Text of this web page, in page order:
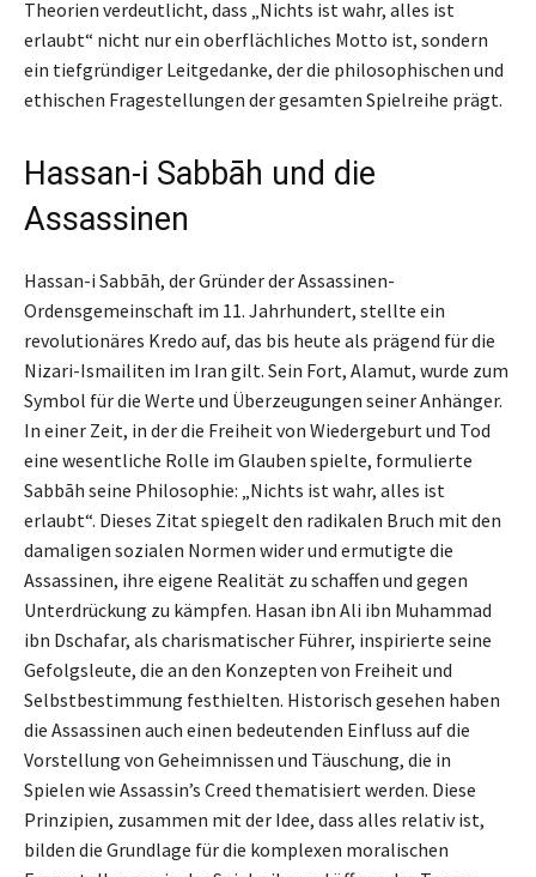
Theorien verdeutlicht, dass „Nichts ist wahr, alles ist
erlaubt“ nicht nur ein oberflächliches Motto ist, sondern
ein tiefgründiger Leitgedanke, der die philosophischen und
ethischen Fragestellungen der gesamten Spielreihe prägt.
Hassan-i Sabbāh und die
Assassinen
Hassan-i Sabbāh, der Gründer der Assassinen-
Ordensgemeinschaft im 11. Jahrhundert, stellte ein
revolutionäres Kredo auf, das bis heute als prägend für die
Nizari-Ismailiten im Iran gilt. Sein Fort, Alamut, wurde zum
Symbol für die Werte und Überzeugungen seiner Anhänger.
In einer Zeit, in der die Freiheit von Wiedergeburt und Tod
eine wesentliche Rolle im Glauben spielte, formulierte
Sabbāh seine Philosophie: „Nichts ist wahr, alles ist
erlaubt“. Dieses Zitat spiegelt den radikalen Bruch mit den
damaligen sozialen Normen wider und ermutigte die
Assassinen, ihre eigene Realität zu schaffen und gegen
Unterdrückung zu kämpfen. Hasan ibn Ali ibn Muhammad
ibn Dschafar, als charismatischer Führer, inspirierte seine
Gefolgsleute, die an den Konzepten von Freiheit und
Selbstbestimmung festhielten. Historisch gesehen haben
die Assassinen auch einen bedeutenden Einfluss auf die
Vorstellung von Geheimnissen und Täuschung, die in
Spielen wie Assassin’s Creed thematisiert werden. Diese
Prinzipien, zusammen mit der Idee, dass alles relativ ist,
bilden die Grundlage für die komplexen moralischen